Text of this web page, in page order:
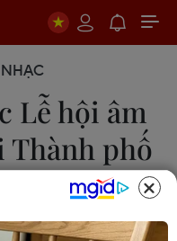
Lễ hội âm
Thành phố